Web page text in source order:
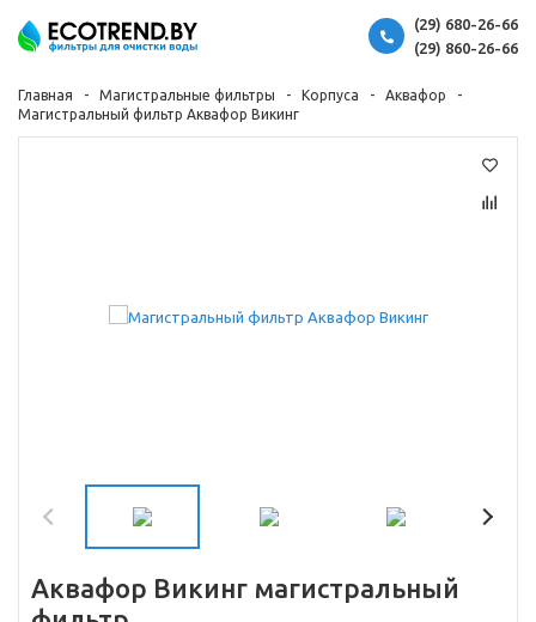
(29) 680-26-66
(29) 860-26-66
Главная Магистральные фильтры Корпуса
Аквафор
Магистральный фильтр Аквафор Викинг
Аквафор Викинг магистральный